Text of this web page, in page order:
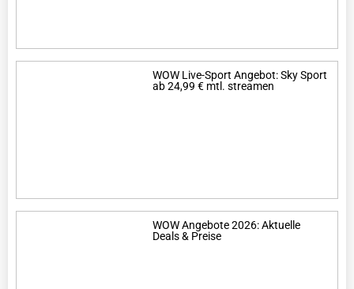
WOW Live-Sport Angebot: Sky Sport
ab 24,99 € mtl. streamen
WOW Angebote 2026: Aktuelle
Deals & Preise